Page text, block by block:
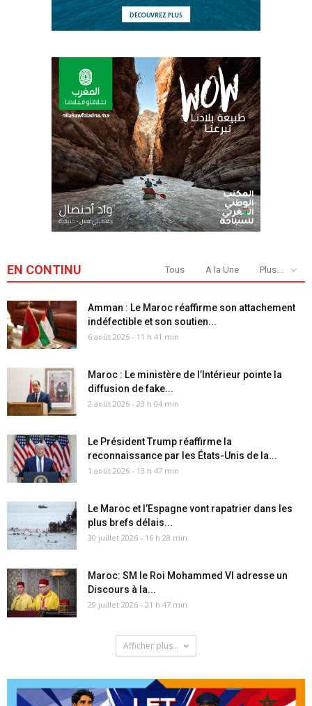
EN CONTINU Tous A la Une Plus...
Amman : Le Maroc réaffirme son attachement
indéfectible et son soutien...
6 août 2026 - 11 h 41 min
Maroc : Le ministère de l’Intérieur pointe la
diffusion de fake...
2 août 2026 - 23 h 04 min
Le Président Trump réaffirme la
reconnaissance par les États-Unis de la...
1 août 2026 - 13 h 47 min
Le Maroc et l’Espagne vont rapatrier dans les
plus brefs délais...
30 juillet 2026 - 16 h 28 min
Maroc: SM le Roi Mohammed VI adresse un
Discours à la...
29 juillet 2026 - 21 h 47 min
Afficher plus...